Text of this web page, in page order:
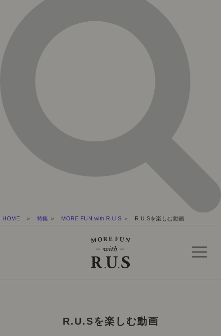
HOME ＞ 特集 ＞ MORE FUN with R.U.S ＞ R.U.Sを楽しむ動画
toggle
R.U.Sを楽しむ動画